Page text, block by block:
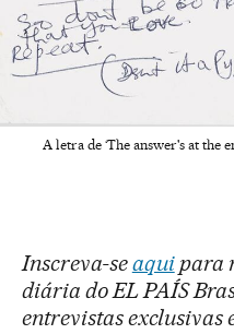
A letra de ‘The answer's at the
Inscreva-seaquipara
diária do EL PAÍS
entrevistas exclusivas